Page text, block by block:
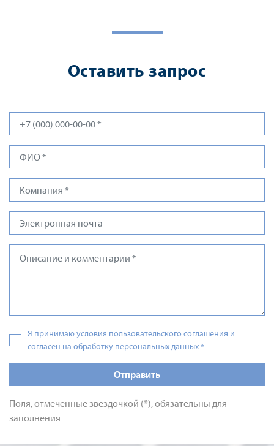
Оставить запрос
Я принимаю условия пользовательского соглашения и
согласен на обработку персональных данных*
Отправить
Поля, отмеченные звездочкой (*), обязательны для
заполнения